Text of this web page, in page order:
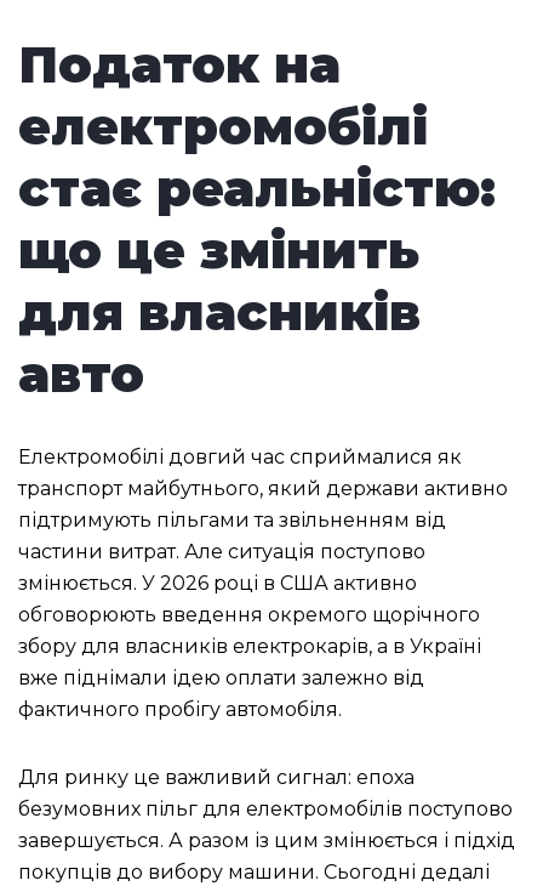
Податок на
електромобілі
стає реальністю:
що це змінить
для власників
авто
Електромобілі довгий час сприймалися як
транспорт майбутнього, який держави активно
підтримують пільгами та звільненням від
частини витрат. Але ситуація поступово
змінюється. У 2026 році в США активно
обговорюють введення окремого щорічного
збору для власників електрокарів, а в Україні
вже піднімали ідею оплати залежно від
фактичного пробігу автомобіля.
Для ринку це важливий сигнал: епоха
безумовних пільг для електромобілів поступово
завершується. А разом із цим змінюється і підхід
покупців до вибору машини. Сьогодні дедалі